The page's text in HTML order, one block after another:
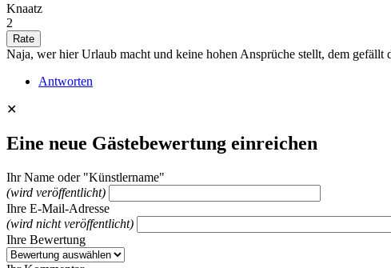
Knaatz
2
Naja, wer hier Urlaub macht und keine hohen Ansprüche stellt, dem
Antworten
✕
Eine neue Gästebewertung einreichen
Ihr Name oder "Künstlername"
(wird veröffentlicht)
Ihre E-Mail-Adresse
(wird nicht veröffentlicht)
Ihre Bewertung